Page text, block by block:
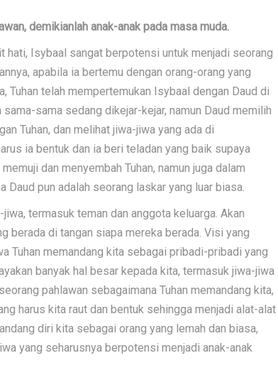
demikianlah anak-anak pada masa muda.
hati, Isybaal sangat berpotensi untuk menjadi seorang
apabila ia bertemu dengan orang-orang yang
Tuhan telah mempertemukan Isybaal dengan Daud di
sama sedang dikejar-kejar, namun Daud memilih
Tuhan, dan melihat jiwa-jiwa yang ada di
ia bentuk dan ia beri teladan yang baik supaya
dan menyembah Tuhan, namun juga dalam
Daud pun adalah seorang laskar yang luar biasa.
termasuk teman dan anggota keluarga. Akan
berada di tangan siapa mereka berada. Visi yang
Tuhan memandang kita sebagai pribadi-pribadi yang
banyak hal besar kepada kita, termasuk jiwa-jiwa
pahlawan sebagaimana Tuhan memandang kita,
harus kita raut dan bentuk sehingga menjadi alat-alat
diri kita sebagai orang yang lemah dan biasa,
yang seharusnya berpotensi menjadi anak-anak